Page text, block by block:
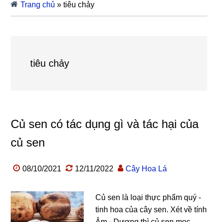
Trang chủ »tiêu chảy
tiêu chảy
Củ sen có tác dụng gì và tác hại của
củ sen
08/10/2021 12/11/2022 Cây Hoa Lá
Củ sen là loại thực phẩm quý -
tinh hoa của cây sen. Xét về tính